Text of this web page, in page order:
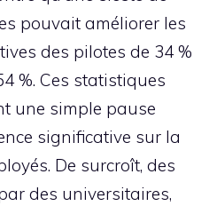
pouvait améliorer les
des pilotes de 34 %
%. Ces statistiques
une simple pause
significative sur la
De surcroît, des
des universitaires,